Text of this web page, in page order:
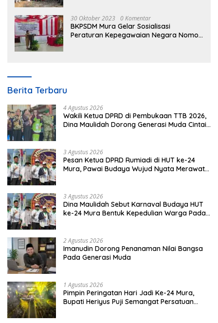
30 Oktober 2023 0 Komentar
BKPSDM Mura Gelar Sosialisasi
Peraturan Kepegawaian Negara Nomor
Berita Terbaru
4 Agustus 2026
Wakili Ketua DPRD di Pembukaan TTB 2026,
Dina Maulidah Dorong Generasi Muda Cintai
3 Agustus 2026
Pesan Ketua DPRD Rumiadi di HUT ke-24
Mura, Pawai Budaya Wujud Nyata Merawat
3 Agustus 2026
Dina Maulidah Sebut Karnaval Budaya HUT
ke-24 Mura Bentuk Kepedulian Warga Pada
2 Agustus 2026
Imanudin Dorong Penanaman Nilai Bangsa
Pada Generasi Muda
1 Agustus 2026
Pimpin Peringatan Hari Jadi Ke-24 Mura,
Bupati Heriyus Puji Semangat Persatuan